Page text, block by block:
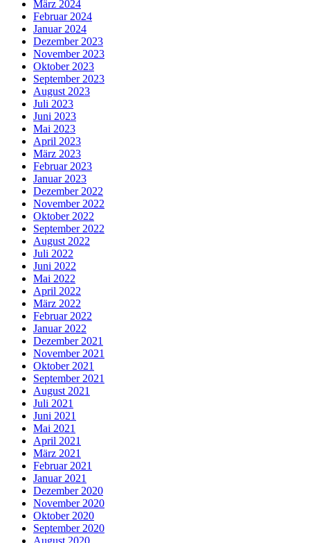
März 2024
Februar 2024
Januar 2024
Dezember 2023
November 2023
Oktober 2023
September 2023
August 2023
Juli 2023
Juni 2023
Mai 2023
April 2023
März 2023
Februar 2023
Januar 2023
Dezember 2022
November 2022
Oktober 2022
September 2022
August 2022
Juli 2022
Juni 2022
Mai 2022
April 2022
März 2022
Februar 2022
Januar 2022
Dezember 2021
November 2021
Oktober 2021
September 2021
August 2021
Juli 2021
Juni 2021
Mai 2021
April 2021
März 2021
Februar 2021
Januar 2021
Dezember 2020
November 2020
Oktober 2020
September 2020